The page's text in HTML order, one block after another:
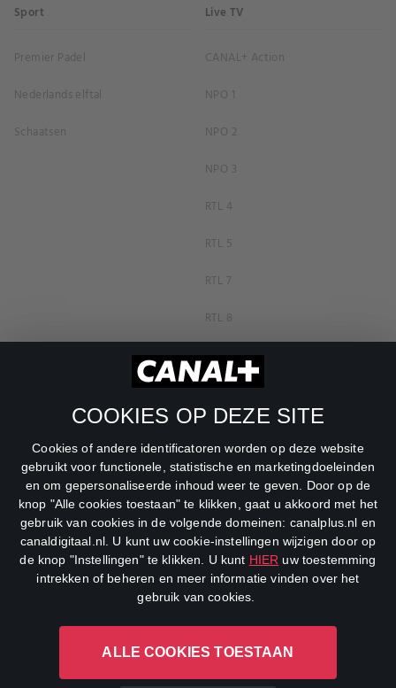
COOKIES OP DEZE SITE
Cookies of andere identificatoren worden op deze website
gebruikt voor functionele, statistische en marketingdoeleinden
en om gepersonaliseerde inhoud weer te geven. Door op de
knop "Alle cookies toestaan" te klikken, gaat u akkoord met het
gebruik van cookies in de volgende domeinen: canalplus.nl en
canaldigitaal.nl. U kunt uw cookie-instellingen wijzigen door op
de knop "Instellingen" te klikken. U kunt HIER uw toestemming
intrekken of beheren en meer informatie vinden over het
gebruik van cookies.
ALLE COOKIES TOESTAAN
Sport
Premier Padel
Nederlands elftal
Schaatsen
Live TV
CANAL+ Action
NPO 1
NPO 2
NPO 3
RTL 4
RTL 5
RTL 7
RTL 8
RTL Z
SBS6
Veronica
DreamWorks Channel
CANAL+ Luxembourg S. à r.l., Rue Albert Borschette 4, L-1246